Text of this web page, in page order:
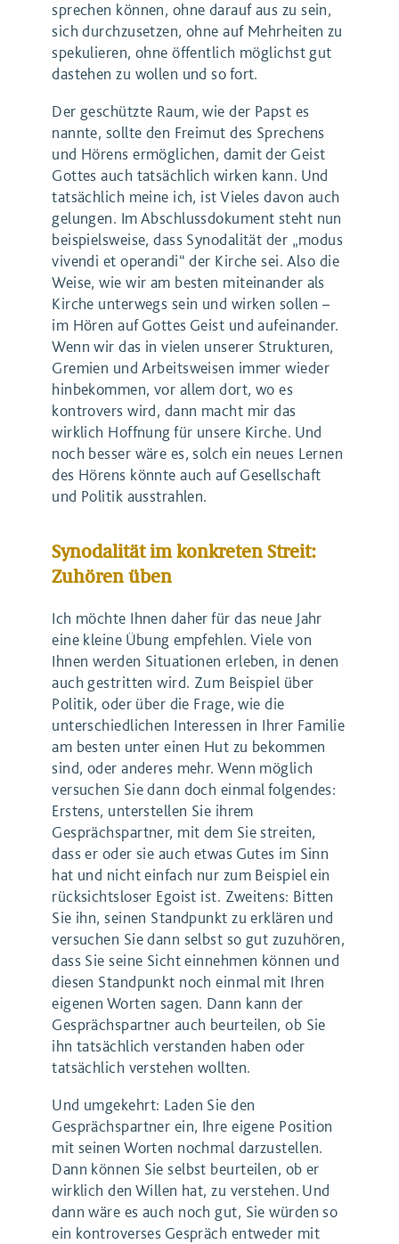
sprechen können, ohne darauf aus zu sein,
sich durchzusetzen, ohne auf Mehrheiten zu
spekulieren, ohne öffentlich möglichst gut
dastehen zu wollen und so fort.
Der geschützte Raum, wie der Papst es
nannte, sollte den Freimut des Sprechens
und Hörens ermöglichen, damit der Geist
Gottes auch tatsächlich wirken kann. Und
tatsächlich meine ich, ist Vieles davon auch
gelungen. Im Abschlussdokument steht nun
beispielsweise, dass Synodalität der „modus
vivendi et operandi“ der Kirche sei. Also die
Weise, wie wir am besten miteinander als
Kirche unterwegs sein und wirken sollen –
im Hören auf Gottes Geist und aufeinander.
Wenn wir das in vielen unserer Strukturen,
Gremien und Arbeitsweisen immer wieder
hinbekommen, vor allem dort, wo es
kontrovers wird, dann macht mir das
wirklich Hoffnung für unsere Kirche. Und
noch besser wäre es, solch ein neues Lernen
des Hörens könnte auch auf Gesellschaft
und Politik ausstrahlen.
Synodalität im konkreten Streit:
Zuhören üben
Ich möchte Ihnen daher für das neue Jahr
eine kleine Übung empfehlen. Viele von
Ihnen werden Situationen erleben, in denen
auch gestritten wird. Zum Beispiel über
Politik, oder über die Frage, wie die
unterschiedlichen Interessen in Ihrer Familie
am besten unter einen Hut zu bekommen
sind, oder anderes mehr. Wenn möglich
versuchen Sie dann doch einmal folgendes:
Erstens, unterstellen Sie ihrem
Gesprächspartner, mit dem Sie streiten,
dass er oder sie auch etwas Gutes im Sinn
hat und nicht einfach nur zum Beispiel ein
rücksichtsloser Egoist ist. Zweitens: Bitten
Sie ihn, seinen Standpunkt zu erklären und
versuchen Sie dann selbst so gut zuzuhören,
dass Sie seine Sicht einnehmen können und
diesen Standpunkt noch einmal mit Ihren
eigenen Worten sagen. Dann kann der
Gesprächspartner auch beurteilen, ob Sie
ihn tatsächlich verstanden haben oder
tatsächlich verstehen wollten.
Und umgekehrt: Laden Sie den
Gesprächspartner ein, Ihre eigene Position
mit seinen Worten nochmal darzustellen.
Dann können Sie selbst beurteilen, ob er
wirklich den Willen hat, zu verstehen. Und
dann wäre es auch noch gut, Sie würden so
ein kontroverses Gespräch entweder mit